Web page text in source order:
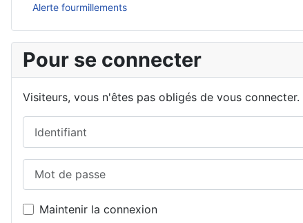
Alerte fourmillements
Pour se connecter
Visiteurs, vous n'êtes pas obligés de vous
Maintenir la connexion